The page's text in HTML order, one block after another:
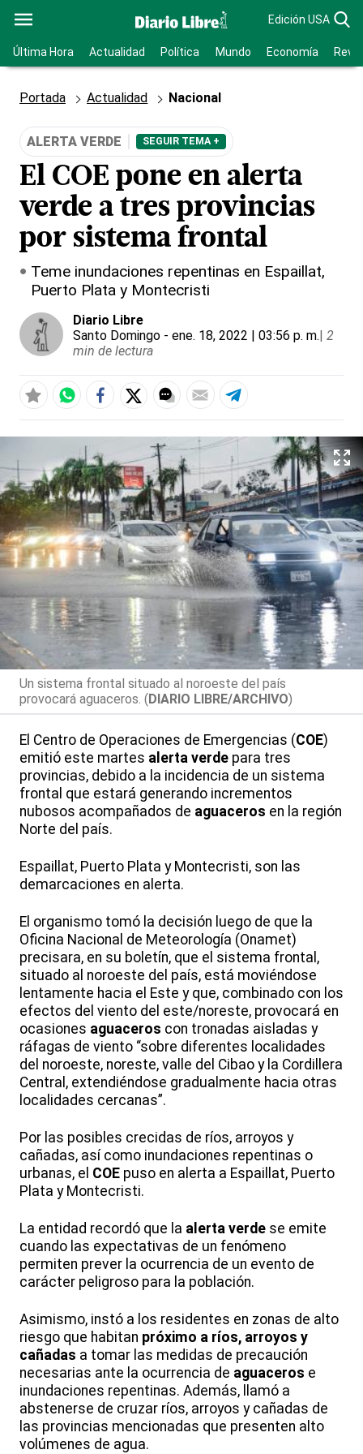
Edición USA
Última Hora Actualidad Política Mundo Economía
Portada Actualidad Nacional
ALERTA VERDE SEGUIR TEMA +
El COE pone en alerta
verde a tres provincias
por sistema frontal
Teme inundaciones repentinas en Espaillat,
Puerto Plata y Montecristi
Diario Libre
Santo Domingo - ene. 18, 2022 | 03:56 p. m.| 2
min de lectura
Un sistema frontal situado al noroeste del país
provocará aguaceros. (DIARIO LIBRE/ARCHIVO)
El Centro de Operaciones de Emergencias (COE)
emitió este martes alerta verde para tres
provincias, debido a la incidencia de un sistema
frontal que estará generando incrementos
nubosos acompañados de aguaceros en la región
Norte del país.
Espaillat, Puerto Plata y Montecristi, son las
demarcaciones en alerta.
El organismo tomó la decisión luego de que la
Oficina Nacional de Meteorología (Onamet)
precisara, en su boletín, que el sistema frontal,
situado al noroeste del país, está moviéndose
lentamente hacia el Este y que, combinado con los
efectos del viento del este/noreste, provocará en
ocasiones aguaceros con tronadas aisladas y
ráfagas de viento “sobre diferentes localidades
del noroeste, noreste, valle del Cibao y la Cordillera
Central, extendiéndose gradualmente hacia otras
localidades cercanas”.
Por las posibles crecidas de ríos, arroyos y
cañadas, así como inundaciones repentinas o
urbanas, el COE puso en alerta a Espaillat, Puerto
Plata y Montecristi.
La entidad recordó que la alerta verde se emite
cuando las expectativas de un fenómeno
permiten prever la ocurrencia de un evento de
carácter peligroso para la población.
Asimismo, instó a los residentes en zonas de alto
riesgo que habitan próximo a ríos, arroyos y
cañadas a tomar las medidas de precaución
necesarias ante la ocurrencia de aguaceros e
inundaciones repentinas. Además, llamó a
abstenerse de cruzar ríos, arroyos y cañadas de
las provincias mencionadas que presenten alto
volúmenes de agua.